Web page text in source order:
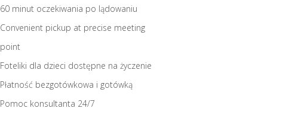
60 minut oczekiwania po lądowaniu
Convenient pickup at precise meeting
point
Foteliki dla dzieci dostępne na życzenie
Płatność bezgotówkowa i gotówką
Pomoc konsultanta 24/7